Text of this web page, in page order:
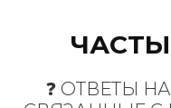
❓ ОТВЕТЫ